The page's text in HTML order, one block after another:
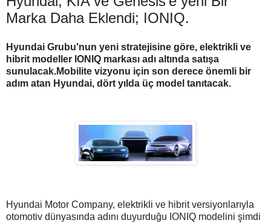
Marka Daha Eklendi; IONIQ.
Hyundai Grubu'nun yeni stratejisine göre, elektrikli ve
hibrit modeller IONIQ markası adı altında satışa
sunulacak.Mobilite vizyonu için son derece önemli bir
adım atan Hyundai, dört yılda üç model tanıtacak.
Hyundai Motor Company, elektrikli ve hibrit versiyonlarıyla
otomotiv dünyasında adını duyurduğu IONIQ modelini şimdi